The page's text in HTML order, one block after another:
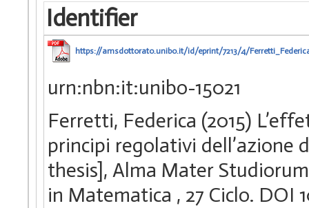
Identifier
https://amsdottorato.unibo.it/id/eprint/7213/4/
urn:nbn:it:unibo-15021
Ferretti, Federica (2015)
principi regolativi dell’azione
thesis], Alma Mater
in Matematica , 27 Ciclo.